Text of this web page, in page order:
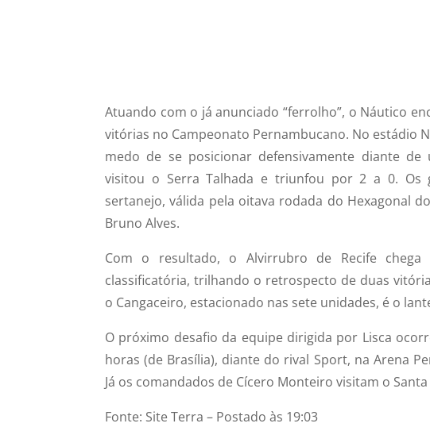
Atuando com o já anunciado “ferrolho”, o Náutico
vitórias no Campeonato Pernambucano. No estádio
medo de se posicionar defensivamente diante
visitou o Serra Talhada e triunfou por 2 a 0. Os
sertanejo, válida pela oitava rodada do Hexagonal
Bruno Alves.
Com o resultado, o Alvirrubro de Recife
classificatória, trilhando o retrospecto de duas
o Cangaceiro, estacionado nas sete unidades, é o
O próximo desafio da equipe dirigida por Lisca
horas (de Brasília), diante do rival Sport, na Arena
Já os comandados de Cícero Monteiro visitam o
Fonte: Site Terra – Postado às 19:03